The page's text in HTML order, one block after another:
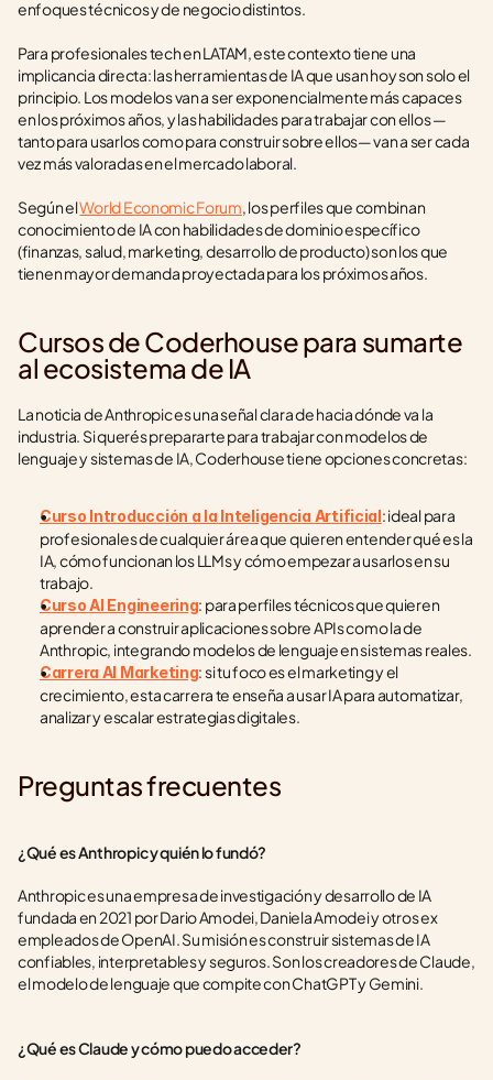
enfoques técnicos y de negocio distintos.
Para profesionales tech en LATAM, este contexto tiene una
implicancia directa: las herramientas de IA que usan hoy son solo el
principio. Los modelos van a ser exponencialmente más capaces
en los próximos años, y las habilidades para trabajar con ellos —
tanto para usarlos como para construir sobre ellos— van a ser cada
vez más valoradas en el mercado laboral.
Según el World Economic Forum, los perfiles que combinan
conocimiento de IA con habilidades de dominio específico
(finanzas, salud, marketing, desarrollo de producto) son los que
tienen mayor demanda proyectada para los próximos años.
Cursos de Coderhouse para sumarte
al ecosistema de IA
La noticia de Anthropic es una señal clara de hacia dónde va la
industria. Si querés prepararte para trabajar con modelos de
lenguaje y sistemas de IA, Coderhouse tiene opciones concretas:
Curso Introducción a la Inteligencia Artificial: ideal para
profesionales de cualquier área que quieren entender qué es la
IA, cómo funcionan los LLMs y cómo empezar a usarlos en su
trabajo.
Curso AI Engineering: para perfiles técnicos que quieren
aprender a construir aplicaciones sobre APIs como la de
Anthropic, integrando modelos de lenguaje en sistemas reales.
Carrera AI Marketing: si tu foco es el marketing y el
crecimiento, esta carrera te enseña a usar IA para automatizar,
analizar y escalar estrategias digitales.
Preguntas frecuentes
¿Qué es Anthropic y quién lo fundó?
Anthropic es una empresa de investigación y desarrollo de IA
fundada en 2021 por Dario Amodei, Daniela Amodei y otros ex
empleados de OpenAI. Su misión es construir sistemas de IA
confiables, interpretables y seguros. Son los creadores de Claude,
el modelo de lenguaje que compite con ChatGPT y Gemini.
¿Qué es Claude y cómo puedo acceder?